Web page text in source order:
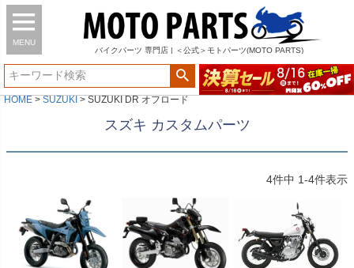
MENU
バイク パーツ 専門店 | ＜公式＞モトパーツ(MOTO PARTS)
HOME SUZUKI SUZUKI DR オフロード
スズキ カスタムパーツ
4件中 1-4件表示